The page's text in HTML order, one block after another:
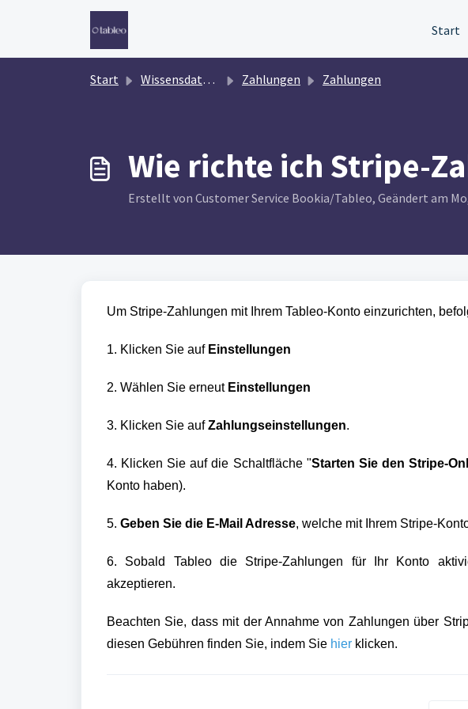
Zum hauptsächlichen Inhalt gehen
Start
Start Wissensdatenbank Zahlungen Zahlungen
Wie richte ich Stripe-
Erstellt von Customer Service Bookia/Tableo, Geändert am
Um Stripe-Zahlungen mit Ihrem Tableo-Konto einzurichten,
1. Klicken Sie auf Einstellungen
2. Wählen Sie erneut Einstellungen
3. Klicken Sie aufZahlungseinstellungen.
4. Klicken Sie auf die Schaltfläche "Starten Sie den Stripe-
Konto haben).
5. Geben Sie die E-Mail Adresse, welche mit Ihrem Stripe-
6. Sobald Tableo die Stripe-Zahlungen für Ihr Konto
akzeptieren.
Beachten Sie, dass mit der Annahme von Zahlungen über
diesen Gebühren finden Sie, indem Sie hier klicken.